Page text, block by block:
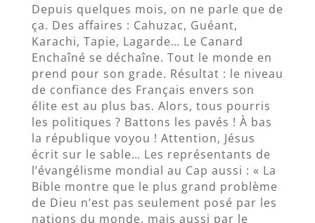
Depuis quelques mois, on ne parle que de
ça. Des affaires : Cahuzac, Guéant,
Karachi, Tapie, Lagarde… Le Canard
Enchaîné se déchaîne. Tout le monde en
prend pour son grade. Résultat : le niveau
de confiance des Français envers son
élite est au plus bas. Alors, tous pourris
les politiques ? Battons les pavés ! À bas
la république voyou ! Attention, Jésus
écrit sur le sable… Les représentants de
l’évangélisme mondial au Cap aussi : « La
Bible montre que le plus grand problème
de Dieu n’est pas seulement posé par les
nations du monde, mais aussi par le